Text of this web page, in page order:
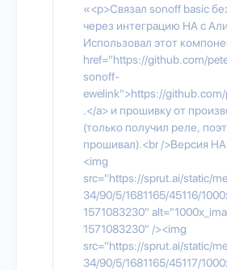
«<p>Связал sonoff basic
через интеграцию HA с
Использовал этот
href="https://github.com/
sonoff-
ewelink">https://github.com/
.</a> и прошивку от
(только получил реле,
прошивал).<br />Версия
<img
src="https://sprut.ai/static/
34/90/5/1681165/45116/
1571083230"
1571083230" /><img
src="https://sprut.ai/static/
34/90/5/1681165/45117/